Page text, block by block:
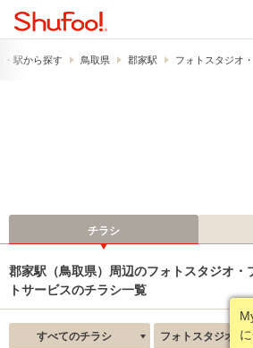
・駅から探す 鳥取県 郡家駅 フォトスタジオ
チラシ
郡家駅（鳥取県）周辺のフォトスタジオ・
トサービスのチラシ一覧
すべてのチラシ フォトスタジオ・プリント